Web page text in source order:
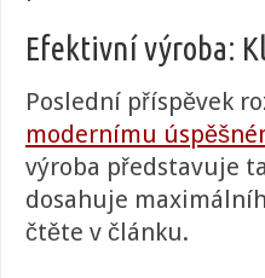
Efektivní výroba:
Poslední příspěvek
modernímu
výroba představuje
dosahuje
čtěte v článku.